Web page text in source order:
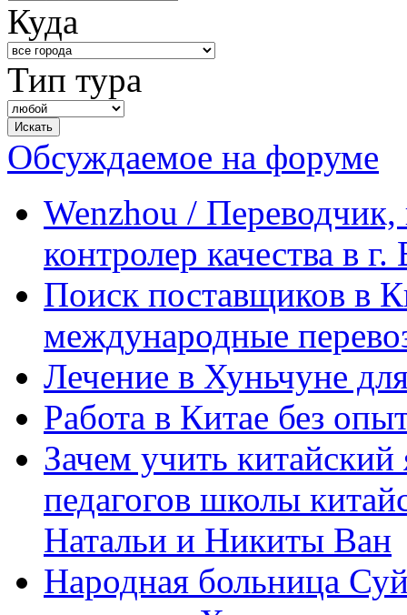
Куда
Тип тура
Обсуждаемое на форуме
Wenzhou / Переводчик,
контролер качества в
Поиск поставщиков в
международные
Лечение в Хуньчуне
Работа в Китае без
Зачем учить
педагогов школы
Натальи и Никиты Ван
Народная больница